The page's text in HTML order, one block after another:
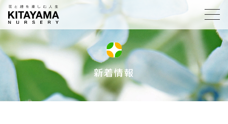
新着情報